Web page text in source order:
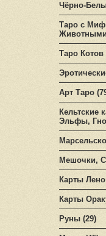
Чёрно-
Таро с
Животными
Таро
Арт Таро
Кельтские
Эльфы,
Мешочки,
Карты
Карты
Руны (29)